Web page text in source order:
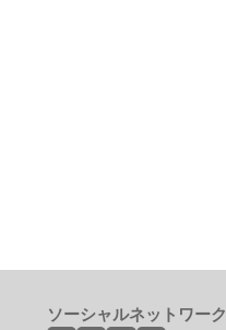
ソーシャルネットワーク